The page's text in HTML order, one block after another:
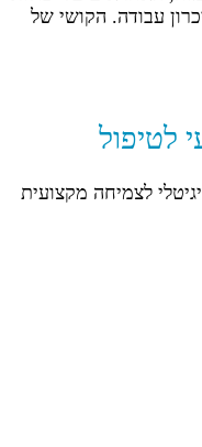
עבודה. הקושי של
לטיפול
לצמיחה מקצועית